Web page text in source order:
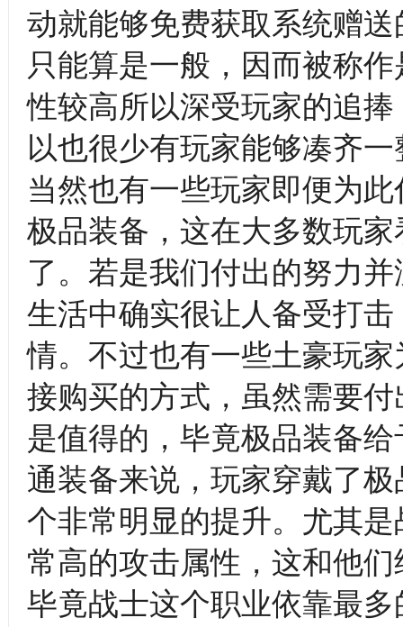
动就能够免费获取系统赠
只能算是一般，因而被称
性较高所以深受玩家的追
以也很少有玩家能够凑齐
当然也有一些玩家即便为
极品装备，这在大多数玩
了。若是我们付出的努力
生活中确实很让人备受打
情。不过也有一些土豪玩
接购买的方式，虽然需要
是值得的，毕竟极品装备
通装备来说，玩家穿戴了
个非常明显的提升。尤其
常高的攻击属性，这和他
毕竟战士这个职业依靠最